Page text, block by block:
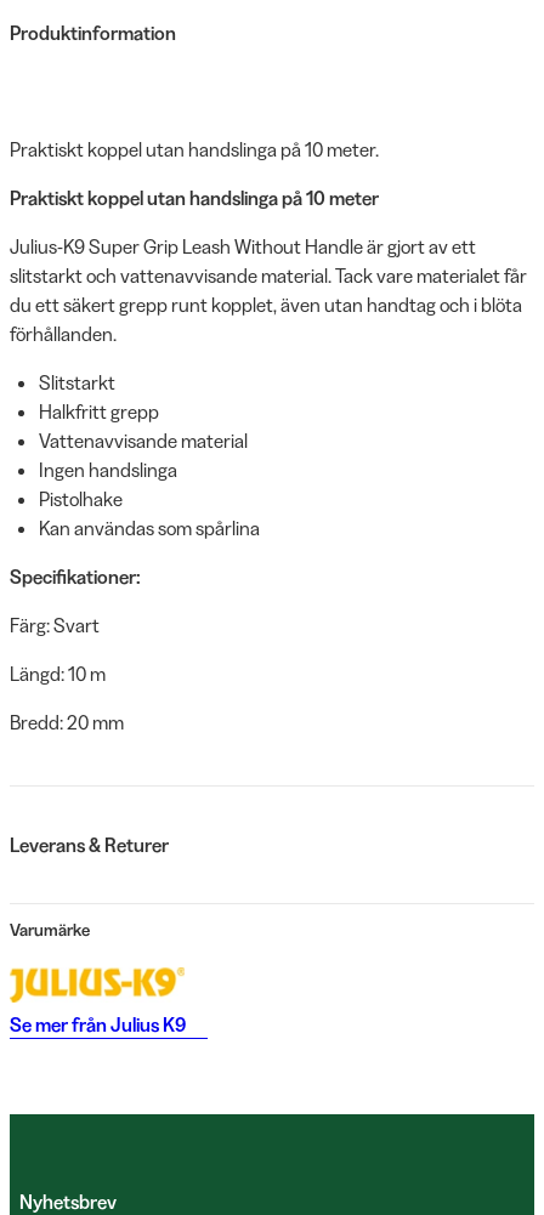
Produktinformation
Praktiskt koppel utan handslinga på 10 meter.
Praktiskt koppel utan handslinga på 10 meter
Julius-K9 Super Grip Leash Without Handle är gjort av ett
slitstarkt och vattenavvisande material. Tack vare materialet får
du ett säkert grepp runt kopplet, även utan handtag och i blöta
förhållanden.
Slitstarkt
Halkfritt grepp
Vattenavvisande material
Ingen handslinga
Pistolhake
Kan användas som spårlina
Specifikationer:
Färg: Svart
Längd: 10 m
Bredd: 20 mm
Leverans & Returer
Varumärke
Se mer frånJulius K9
Nyhetsbrev